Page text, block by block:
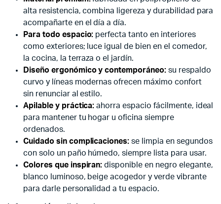
alta resistencia, combina ligereza y durabilidad para
acompañarte en el día a día.
Para todo espacio: perfecta tanto en interiores
como exteriores; luce igual de bien en el comedor,
la cocina, la terraza o el jardín.
Diseño ergonómico y contemporáneo:su respaldo
curvo y líneas modernas ofrecen máximo confort
sin renunciar al estilo.
Apilable y práctica: ahorra espacio fácilmente, ideal
para mantener tu hogar u oficina siempre
ordenados.
Cuidado sin complicaciones: se limpia en segundos
con solo un paño húmedo, siempre lista para usar.
Colores que inspiran: disponible en negro elegante,
blanco luminoso, beige acogedor y verde vibrante
para darle personalidad a tu espacio.